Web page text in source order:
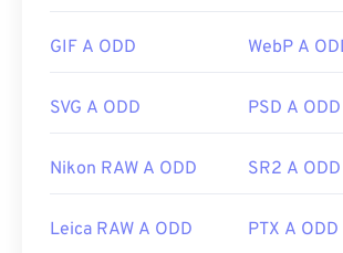
macOS. Un programma gratuito e
utilizzare il nostro convertitoreda
GNU Image Manipulation Program (
GIF A ODD WebP A
SVG A ODD PSD A ODD
Nikon RAW A ODD SR2 A ODD
Leica RAW A ODD PTX A ODD